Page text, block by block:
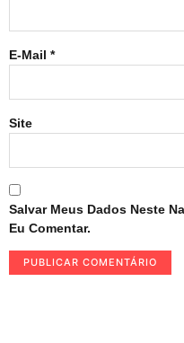
E-Mail *
Site
Salvar Meus Dados Neste
Eu Comentar.